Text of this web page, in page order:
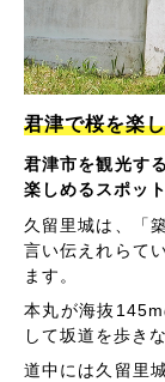
君津で桜を楽
君津市を観光す
楽しめるスポッ
久留里城は、「
言い伝えれらて
ます。
本丸が海抜
して坂道を歩き
道中には久留里